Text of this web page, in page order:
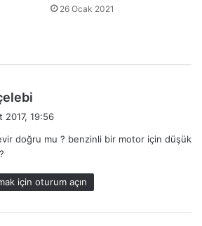
26 Ocak 2021
e
i
i
:
2017, 19:56
doğru mu ? benzinli bir motor için düşük
için oturum açın